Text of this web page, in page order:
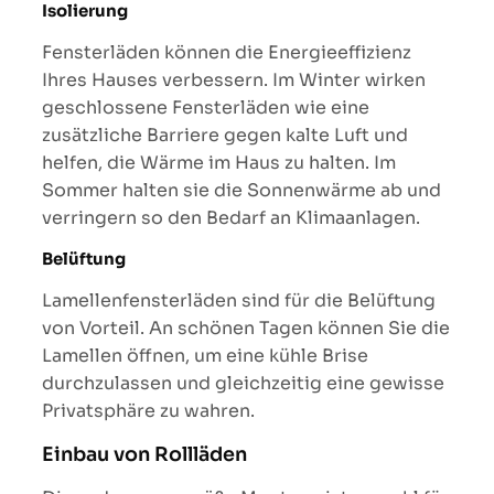
Isolierung
Fensterläden können die Energieeffizienz
Ihres Hauses verbessern. Im Winter wirken
geschlossene Fensterläden wie eine
zusätzliche Barriere gegen kalte Luft und
helfen, die Wärme im Haus zu halten. Im
Sommer halten sie die Sonnenwärme ab und
verringern so den Bedarf an Klimaanlagen.
Belüftung
Lamellenfensterläden sind für die Belüftung
von Vorteil. An schönen Tagen können Sie die
Lamellen öffnen, um eine kühle Brise
durchzulassen und gleichzeitig eine gewisse
Privatsphäre zu wahren.
Einbau von Rollläden